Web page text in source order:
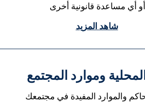
مساعدة قانونية أخرى
شاهد المزيد
وموارد المجتمع
والموارد المفيدة في مجتمعك